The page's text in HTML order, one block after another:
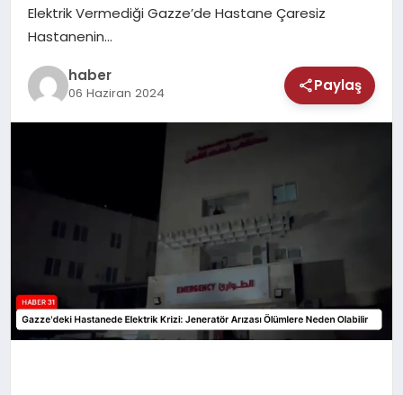
Elektrik Vermediği Gazze’de Hastane Çaresiz
Hastanenin…
haber
06 Haziran 2024 Paylaş